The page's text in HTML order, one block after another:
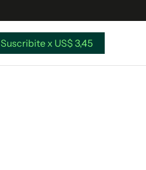
Suscribite x US$ 3,45